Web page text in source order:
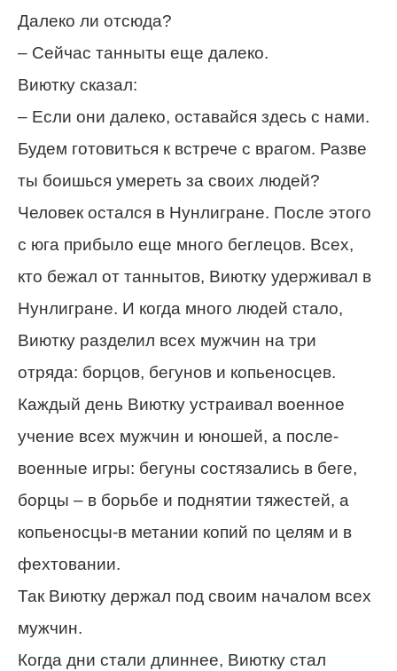
Далеко ли отсюда?
– Сейчас танныты еще далеко.
Виютку сказал:
– Если они далеко, оставайся здесь с нами.
Будем готовиться к встрече с врагом. Разве
ты боишься умереть за своих людей?
Человек остался в Нунлигране. После этого
с юга прибыло еще много беглецов. Всех,
кто бежал от таннытов, Виютку удерживал в
Нунлигране. И когда много людей стало,
Виютку разделил всех мужчин на три
отряда: борцов, бегунов и копьеносцев.
Каждый день Виютку устраивал военное
учение всех мужчин и юношей, а после-
военные игры: бегуны состязались в беге,
борцы – в борьбе и поднятии тяжестей, а
копьеносцы-в метании копий по целям и в
фехтовании.
Так Виютку держал под своим началом всех
мужчин.
Когда дни стали длиннее, Виютку стал